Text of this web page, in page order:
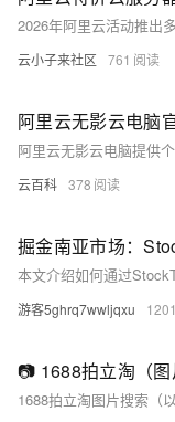
云小子来社区 761
云百科 378
游客5ghrq7wwljqxu 1201